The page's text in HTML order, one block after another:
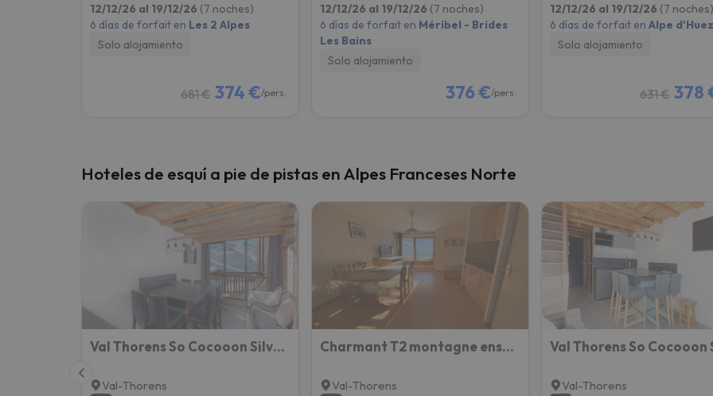
12/12/26 al 19/12/26 (7 noches)
6 días de forfait en Les 2 Alpes
Solo alojamiento
681 € 374 €/pers.
12/12/26 al 19/12/26 (7 noches)
6 días de forfait en Méribel - Brides
Les Bains
Solo alojamiento
376 €/pers.
12/12/26 al 19/12/26 (7 noches)
6 días de forfait en Alpe d'Huez
Solo alojamiento
631 € 378
Hoteles de esquí a pie de pistas en Alpes Franceses Norte
Val Thorens So Cocooon Silveralp 329
Val-Thorens
Charmant T2 montagne ensoleillé
Val-Thorens
Val-Thorens